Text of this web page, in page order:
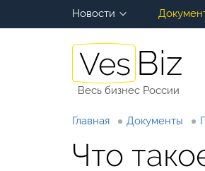
Новости
Весь бизнес России
Главная Документы
Что